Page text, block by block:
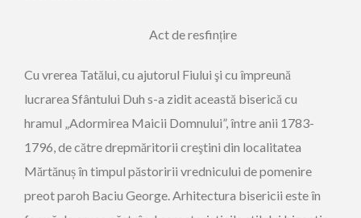
Act de resfințire
Cu vrerea Tatălui, cu ajutorul Fiului şi cu împreună
lucrarea Sfântului Duh s-a zidit această biserică cu
hramul „Adormirea Maicii Domnului”, între anii 1783-
1796, de către drepmăritorii creştini din localitatea
Mărtănuș în timpul păstoririi vrednicului de pomenire
preot paroh Baciu George. Arhitectura bisericii este în